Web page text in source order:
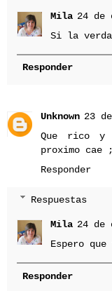
Mila 24 de
Si la
Responder
Unknown 23
Que rico y
proximo cae
Responder
Respuestas
Mila 24 de
Espero
Responder